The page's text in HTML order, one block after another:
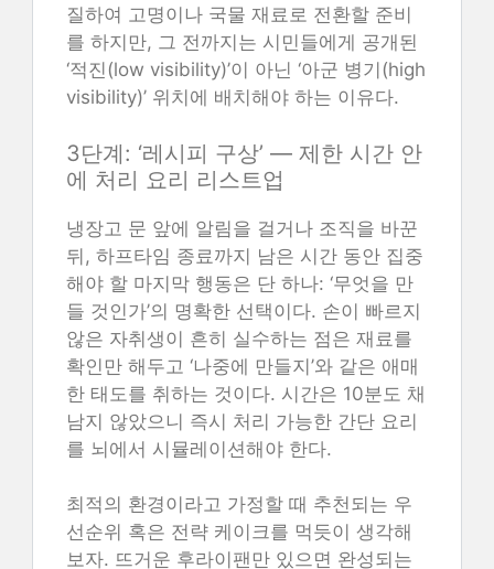
질하여 고명이나 국물 재료로 전환할 준비
를 하지만, 그 전까지는 시민들에게 공개된
‘적진(low visibility)’이 아닌 ‘아군 병기(high
visibility)’ 위치에 배치해야 하는 이유다.
3단계: ‘레시피 구상’ — 제한 시간 안
에 처리 요리 리스트업
냉장고 문 앞에 알림을 걸거나 조직을 바꾼
뒤, 하프타임 종료까지 남은 시간 동안 집중
해야 할 마지막 행동은 단 하나: ‘무엇을 만
들 것인가’의 명확한 선택이다. 손이 빠르지
않은 자취생이 흔히 실수하는 점은 재료를
확인만 해두고 ‘나중에 만들지’와 같은 애매
한 태도를 취하는 것이다. 시간은 10분도 채
남지 않았으니 즉시 처리 가능한 간단 요리
를 뇌에서 시뮬레이션해야 한다.
최적의 환경이라고 가정할 때 추천되는 우
선순위 혹은 전략 케이크를 먹듯이 생각해
보자. 뜨거운 후라이팬만 있으면 완성되는